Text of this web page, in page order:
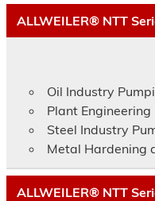
ALLWEILER® NTT
Oil Industry
Plant Engineering
Steel Industry
Metal Hardening
ALLWEILER® NTT